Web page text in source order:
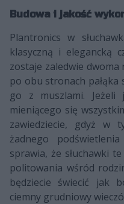
Budowa i jakość
Plantronics w
klasyczną i elegancką
zostaje zaledwie dwoma
po obu stronach pałąka
go z muszlami. Jeżeli
mieniącego się
zawiedziecie, gdyż w
żadnego
sprawia, że słuchawki
politowania wśród
będziecie świecić jak
ciemny grudniowy